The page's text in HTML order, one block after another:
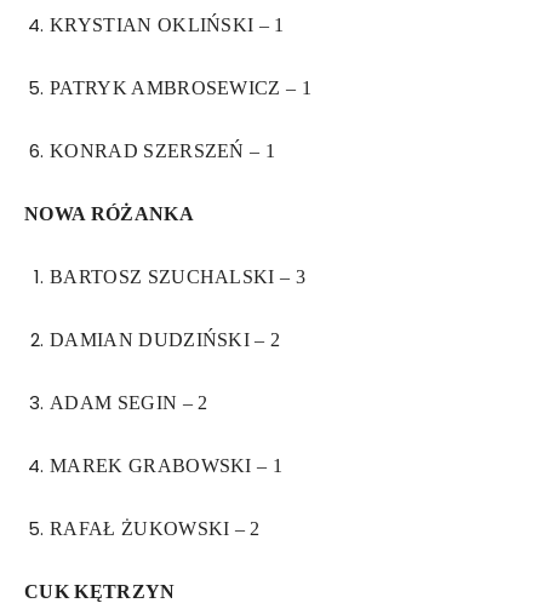
KRYSTIAN OKLIŃSKI – 1
PATRYK AMBROSEWICZ – 1
KONRAD SZERSZEŃ – 1
NOWA RÓŻANKA
BARTOSZ SZUCHALSKI – 3
DAMIAN DUDZIŃSKI – 2
ADAM SEGIN – 2
MAREK GRABOWSKI – 1
RAFAŁ ŻUKOWSKI – 2
CUK KĘTRZYN